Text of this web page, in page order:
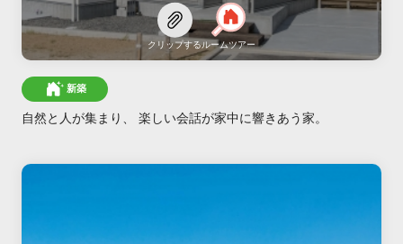
クリップするルームツアー
新築
自然と人が集まり、 楽しい会話が家中に響きあう家。